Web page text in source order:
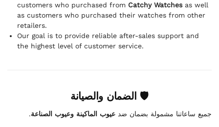
customers who purchased from Catchy Watchesas well
as customers who purchased their watches from other
retailers.
Our goal is to provide reliable after-sales support and
the highest level of customer service.
🛡 الضمان والصيانة
جميع ساعاتنا مشمولة بضمان ضد عيوب الماكينة وعيوب الصناعة.